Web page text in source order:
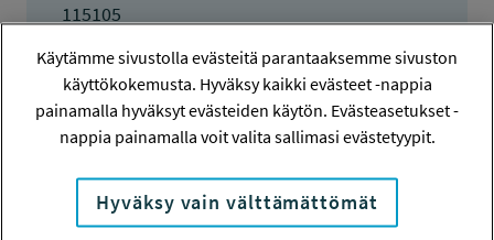
115105
HAKIJA
Työterveyslaitos
TOTEUTTAJA
LISÄTIETOJA
Käytämme sivustolla evästeitä parantaaksemme sivuston
käyttökokemusta. Hyväksy kaikki evästeet -nappia
painamalla hyväksyt evästeiden käytön. Evästeasetukset -
nappia painamalla voit valita sallimasi evästetyypit.
Hyväksy vain välttämättömät